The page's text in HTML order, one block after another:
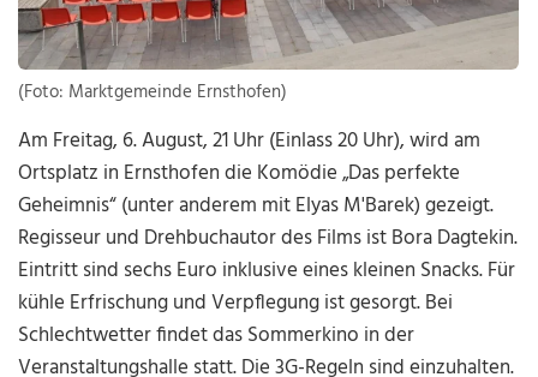
(Foto: Marktgemeinde Ernsthofen)
Am Freitag, 6. August, 21 Uhr (Einlass 20 Uhr), wird am
Ortsplatz in Ernsthofen die Komödie „Das perfekte
Geheimnis“ (unter anderem mit Elyas M'Barek) gezeigt.
Regisseur und Drehbuchautor des Films ist Bora Dagtekin.
Eintritt sind sechs Euro inklusive eines kleinen Snacks. Für
kühle Erfrischung und Verpflegung ist gesorgt. Bei
Schlechtwetter findet das Sommerkino in der
Veranstaltungshalle statt. Die 3G-Regeln sind einzuhalten.